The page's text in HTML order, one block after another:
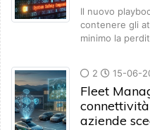
Il nuovo
contenere gli
minimo la
2 15-06-
Fleet
aziende